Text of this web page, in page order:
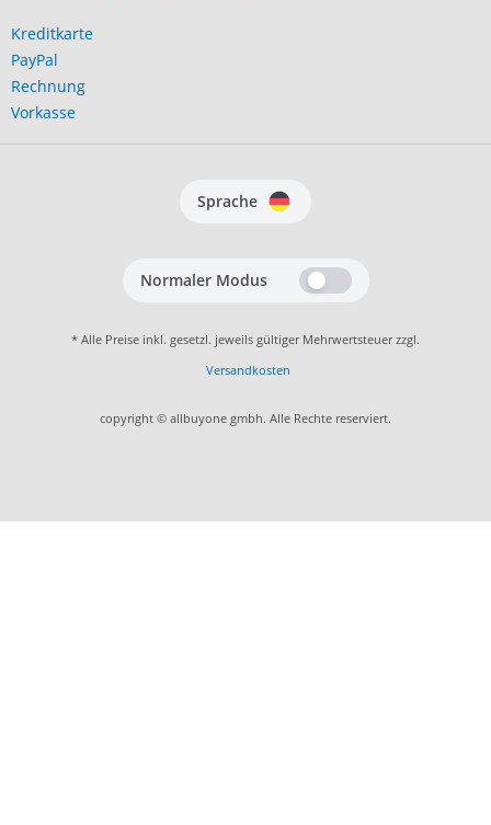
Kreditkarte
PayPal
Rechnung
Vorkasse
Sprache
Normaler Modus
* Alle Preise inkl. gesetzl. jeweils gültiger Mehrwertsteuer zzgl.
Versandkosten
copyright © allbuyone gmbh. Alle Rechte reserviert.